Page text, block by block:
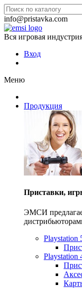
info@pristavka.com
Вся игровая
Вход
Меню
Продукция
Приставки,
ЭМСИ
Playstation
Playstation